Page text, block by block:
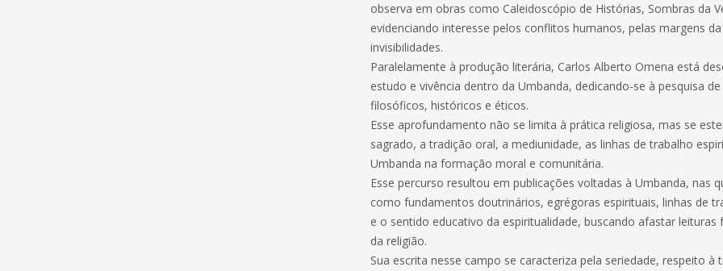
observa em obras como Caleidoscópio de Histórias, Sombras da
evidenciando interesse pelos conflitos humanos, pelas margens
invisibilidades.
Paralelamente à produção literária, Carlos Alberto Omena está
estudo e vivência dentro da Umbanda, dedicando-se à pesquisa
filosóficos, históricos e éticos.
Esse aprofundamento não se limita à prática religiosa, mas se
sagrado, a tradição oral, a mediunidade, as linhas de trabalho
Umbanda na formação moral e comunitária.
Esse percurso resultou em publicações voltadas à Umbanda, nas
como fundamentos doutrinários, egrégoras espirituais, linhas de
e o sentido educativo da espiritualidade, buscando afastar
da religião.
Sua escrita nesse campo se caracteriza pela seriedade, respeito à